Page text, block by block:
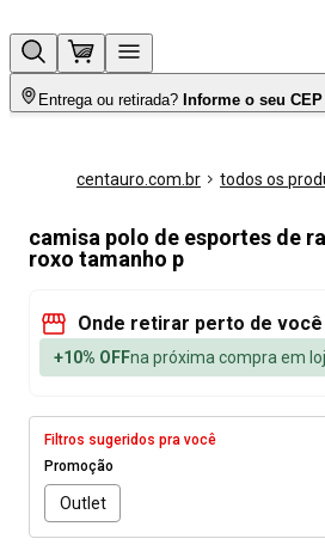
Entrega ou retirada? Informe o seu CEP
centauro.com.br todos os
camisa polo de esportes de
roxo tamanho p
Onde retirar perto de você
+10% OFFna próxima compra em
Filtros sugeridos pra você
Promoção
Outlet